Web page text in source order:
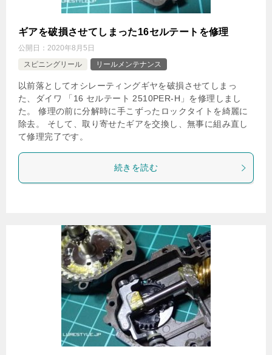
ギアを破損させてしまった16セルテートを修理
公開日： 2020年8月5日
スピニングリール
リールメンテナンス
以前落としてオシレーティングギヤを破損させてしまっ
た、ダイワ 「16 セルテート 2510PER-H」を修理しまし
た。 修理の前に分解時に手こずったロックタイトを綺麗に
除去。 そして、取り寄せたギアを交換し、無事に組み直し
て修理完了です。
続きを読む